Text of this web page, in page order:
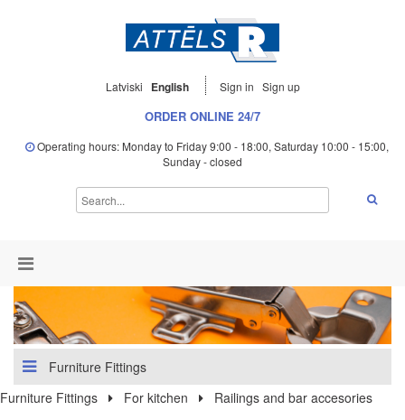
Latviski English Sign in Sign up
ORDER ONLINE 24/7
Operating hours: Monday to Friday 9:00 - 18:00, Saturday 10:00 - 15:00,
Sunday - closed
Furniture Fittings
Furniture Fittings
For kitchen Railings and bar accesories